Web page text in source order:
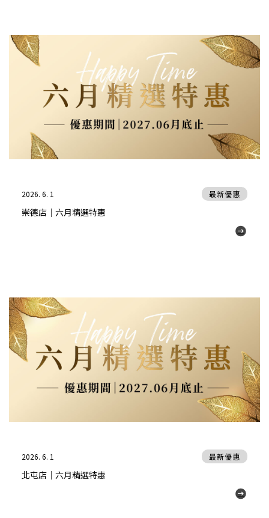
2026. 6. 1
崇德店｜六月精選特惠
最新優惠
2026. 6. 1
北屯店｜六月精選特惠
最新優惠